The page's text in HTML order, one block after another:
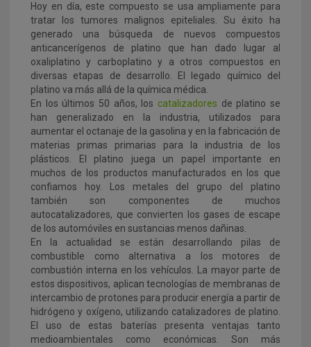
Hoy en día, este compuesto se usa ampliamente para
tratar los tumores malignos epiteliales. Su éxito ha
generado una búsqueda de nuevos compuestos
anticancerígenos de platino que han dado lugar al
oxaliplatino y carboplatino y a otros compuestos en
diversas etapas de desarrollo. El legado químico del
platino va más allá de la química médica.
En los últimos 50 años, los catalizadores de platino se
han generalizado en la industria, utilizados para
aumentar el octanaje de la gasolina y en la fabricación de
materias primas primarias para la industria de los
plásticos. El platino juega un papel importante en
muchos de los productos manufacturados en los que
confiamos hoy. Los metales del grupo del platino
también son componentes de muchos
autocatalizadores, que convierten los gases de escape
de los automóviles en sustancias menos dañinas.
En la actualidad se están desarrollando pilas de
combustible como alternativa a los motores de
combustión interna en los vehículos. La mayor parte de
estos dispositivos, aplican tecnologías de membranas de
intercambio de protones para producir energía a partir de
hidrógeno y oxígeno, utilizando catalizadores de platino.
El uso de estas baterías presenta ventajas tanto
medioambientales como económicas. Son más